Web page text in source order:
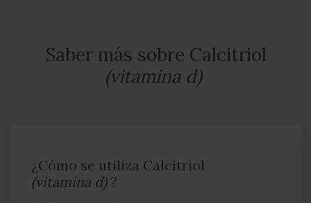
Saber más sobre Calcitriol
(vitamina d)
¿Cómo se utiliza Calcitriol
(vitamina d)?